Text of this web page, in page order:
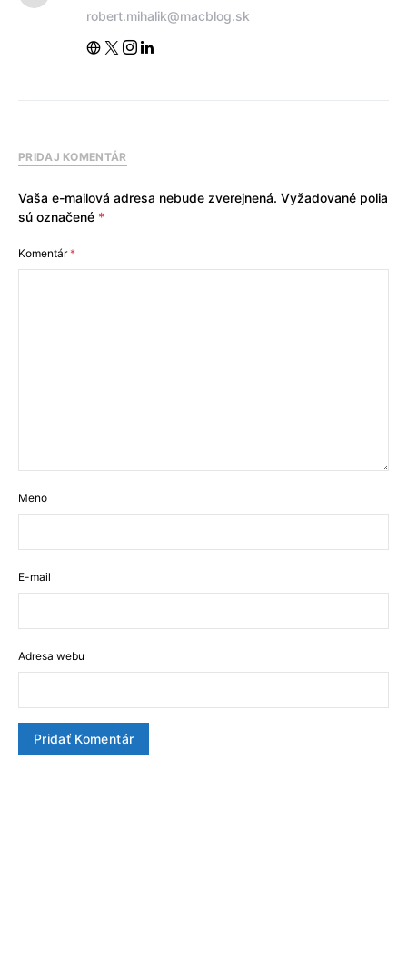
robert.mihalik@macblog.sk
PRIDAJ KOMENTÁR
Vaša e-mailová adresa nebude zverejnená. Vyžadované polia
sú označené *
Komentár*
Meno
E-mail
Adresa webu